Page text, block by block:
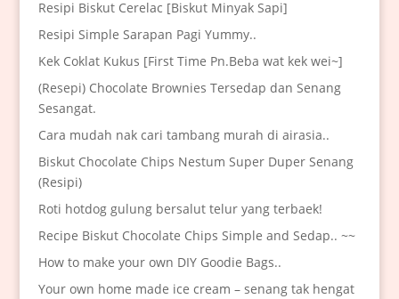
Resipi Biskut Cerelac [Biskut Minyak Sapi]
Resipi Simple Sarapan Pagi Yummy..
Kek Coklat Kukus [First Time Pn.Beba wat kek wei~]
(Resepi) Chocolate Brownies Tersedap dan Senang
Sesangat.
Cara mudah nak cari tambang murah di airasia..
Biskut Chocolate Chips Nestum Super Duper Senang
(Resipi)
Roti hotdog gulung bersalut telur yang terbaek!
Recipe Biskut Chocolate Chips Simple and Sedap.. ~~
How to make your own DIY Goodie Bags..
Your own home made ice cream – senang tak hengat